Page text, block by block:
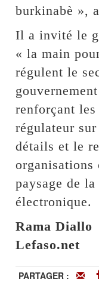
burkinabè »,
Il a invité le
« la main
régulent le
renforçant
régulateur
détails et le
organisations
paysage de
électronique.
Rama Diallo
Lefaso.net
PARTAGER :